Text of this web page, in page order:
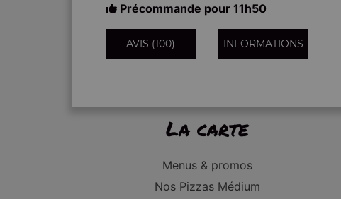
Précommande pour 11h50
AVIS (100) INFORMATIONS
La carte
Menus & promos
Nos Pizzas Médium